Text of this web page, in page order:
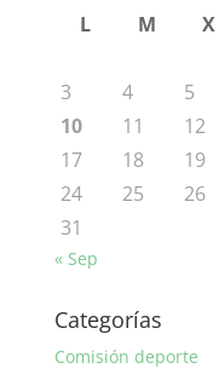
L M X
3
4 5
10
11 12
17
18 19
24
25 26
31
« Sep
Categorías
Comisión deporte